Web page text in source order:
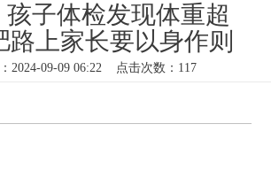
孩子体检发现体重超
路上家长要以身作则
2024-09-09 06:22 点击次数：117